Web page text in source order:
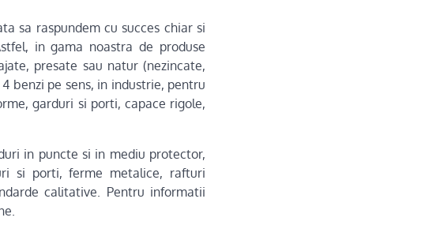
sa raspundem cu succes chiar si
in gama noastra de produse
presate sau natur (nezincate,
benzi pe sens, in industrie, pentru
garduri si porti, capace rigole,
in puncte si in mediu protector,
si porti, ferme metalice, rafturi
calitative. Pentru informatii